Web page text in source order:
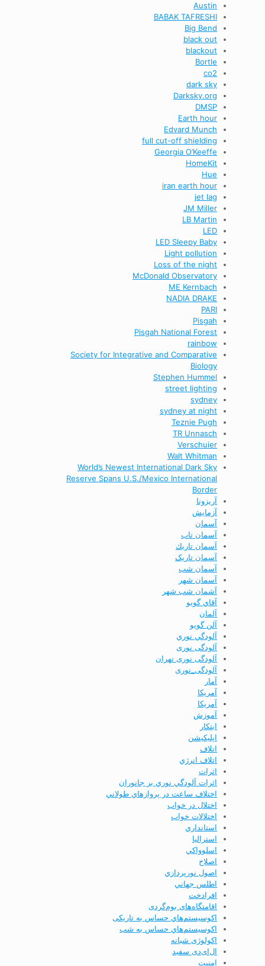
Austin
BABAK TAFRESHI
Big Bend
black out
blackout
Bortle
co2
dark sky
Darksky.org
DMSP
Earth hour
Edvard Munch
full cut-off shielding
Georgia O’Keeffe
HomeKit
Hue
iran earth hour
jet lag
JM Miller
LB Martin
LED
LED Sleepy Baby
Light pollution
Loss of the night
McDonald Observatory
ME Kernbach
NADIA DRAKE
PARI
Pisgah
Pisgah National Forest
rainbow
Society for Integrative and Comparative
Biology
Stephen Hummel
street lighting
sydney
sydney at night
Teznie Pugh
TR Unnasch
Verschuier
Walt Whitman
World’s Newest International Dark Sky
Reserve Spans U.S./Mexico International
Border
آریزونا
آزمایش
آسمان
آسمان تاب
آسمان تاريك
آسمان تاریک
آسمان شب
آسمان شهر
آشمان شب شهر
آقاي گويو
آلمان
آلن گويو
آلودگي نوري
آلودگی نوری
آلودگی نوری تهران
آلودگی_نوری
آمار
آمريكا
آمریکا
آموزش
ابتكار
اپليكيشن
اتلاف
اتلاف انرژي
اثرات
اثرات آلودگي نوري بر جانوران
اختلاف ساعت در پروازهاي طولاني
اختلال در خواب
اختلالات خواب
استانداري
استرالیا
اسلوواكي
اصلاح
اصول نورپردازي
اطلس جهاني
افرادخت
اقامتگاه‌های بوم‌گردی
اکوسیستم‌هاي حساس به تاریکی
اکوسیستم‌هاي حساس به شب
اکولوژی شبانه
ال‌ای‌دی سفید
امنيت